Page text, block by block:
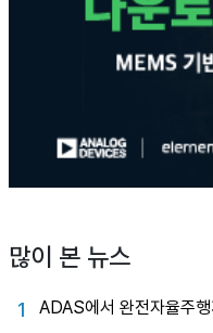
많이 본 뉴스
1 ADAS에서 완전자율주행